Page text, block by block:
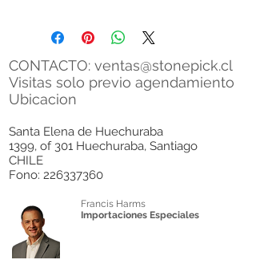
CONTACTO: ventas@stonepick.cl
Visitas solo previo agendamiento
Ubicacion
Santa Elena de Huechuraba
1399, of 301 Huechuraba, Santiago
CHILE
Fono: 226337360
Francis Harms
Importaciones Especiales